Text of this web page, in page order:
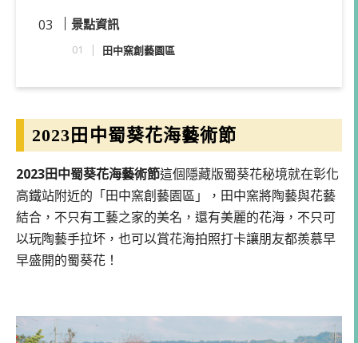
景點資訊
田中窯創藝園區
2023田中蜀葵花海藝術節
2023田中蜀葵花海藝術節這個隱藏版蜀葵花秘境就在彰化
高鐵站附近的「田中窯創藝園區」，田中窯將陶藝與花藝
結合，不只有工藝之家的美名，還有美麗的花海，不只可
以玩陶藝手拉坏，也可以賞花海拍照打卡讓朋友都羨慕早
早盛開的蜀葵花！